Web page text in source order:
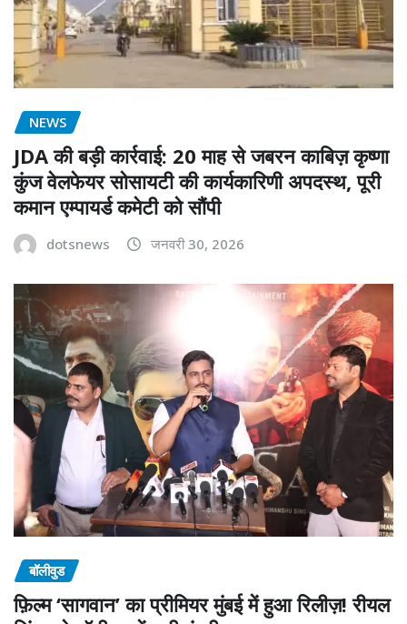
NEWS
JDA की बड़ी कार्रवाई: 20 माह से जबरन काबिज़ कृष्णा
कुंज वेलफेयर सोसायटी की कार्यकारिणी अपदस्थ, पूरी
कमान एम्पायर्ड कमेटी को सौंपी
dotsnews जनवरी 30, 2026
बॉलीवुड
फ़िल्म ‘सागवान’ का प्रीमियर मुंबई में हुआ रिलीज़! रीयल